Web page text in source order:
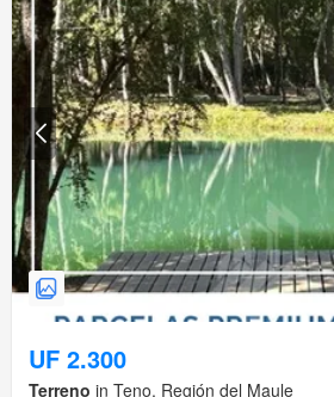
UF 2.300
Terreno in Teno, Región del Maule